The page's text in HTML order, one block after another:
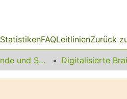
StatistikenFAQLeitlinienZurück
Service für Blinde und Sehbehinderte